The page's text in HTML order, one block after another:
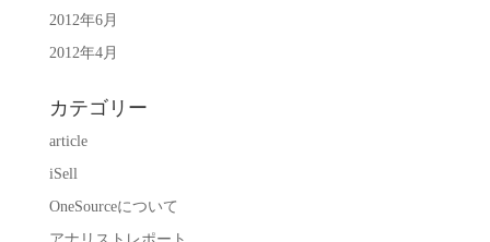
2012年6月
2012年4月
カテゴリー
article
iSell
OneSourceについて